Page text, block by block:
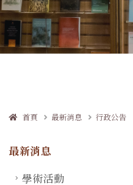
首頁 最新消息 行政公告
最新消息
學術活動